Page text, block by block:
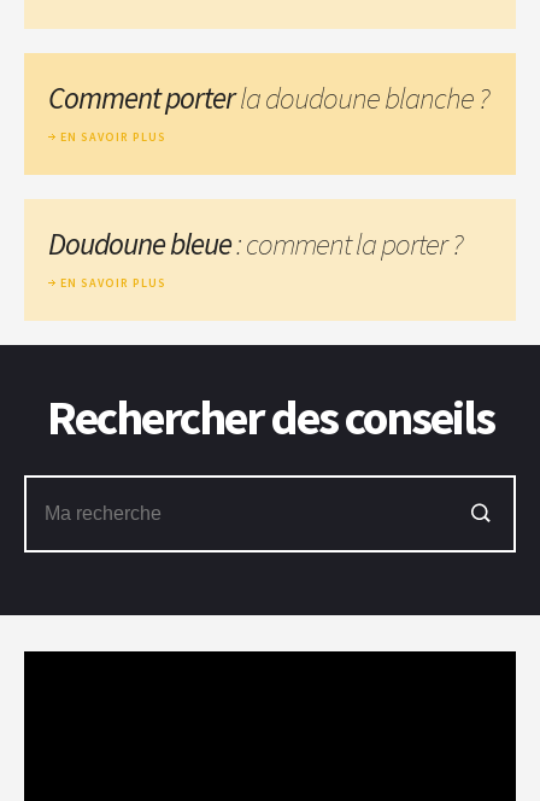
Comment porterla doudoune blanche ?
EN SAVOIR PLUS
Doudoune bleue: comment la porter ?
EN SAVOIR PLUS
Rechercher des conseils